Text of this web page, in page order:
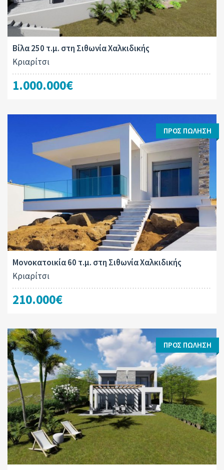
Βίλα 250 τ.μ. στη Σιθωνία Χαλκιδικής
Κριαρίτσι
1.000.000€
ΠΡΟΣ ΠΏΛΗΣΗ
Μονοκατοικία 60 τ.μ. στη Σιθωνία Χαλκιδικής
Κριαρίτσι
210.000€
ΠΡΟΣ ΠΏΛΗΣΗ